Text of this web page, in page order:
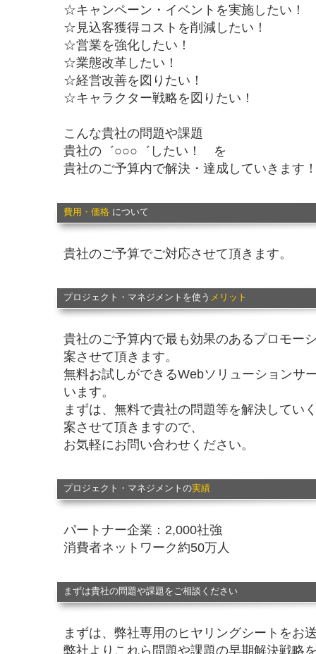
☆キャンペーン・イベントを実施したい！
☆見込客獲得コストを削減したい！
☆営業を強化したい！
☆業態改革したい！
☆経営改善を図りたい！
☆キャラクター戦略を図りたい！
こんな貴社の問題や課題
貴社の゛○○○゛したい！ を
貴社のご予算内で解決・達成していきます
費用・価格 について
貴社のご予算でご対応させて頂きます。
プロジェクト・マネジメントを使う メリット
貴社のご予算内で最も効果のあるプロモー
案させて頂きます。
無料お試しができるWebソリューションサ
います。
まずは、無料で貴社の問題等を解決してい
案させて頂きますので、
お気軽にお問い合わせください。
プロジェクト・マネジメントの実績
パートナー企業：2,000社強
消費者ネットワーク約50万人
まずは貴社の問題や課題をご相談ください
まずは、弊社専用のヒヤリングシートをお
弊社よりこれら問題や課題の早期解決戦略